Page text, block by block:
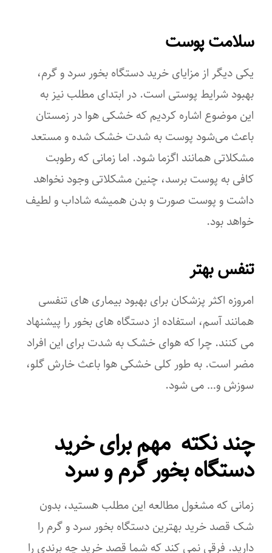
سلامت پوست
یکی دیگر از مزایای خرید دستگاه بخور سرد و گرم،
بهبود شرایط پوستی است. در ابتدای مطلب نیز به
این موضوع اشاره کردیم که خشکی هوا در زمستان
باعث می‌شود پوست به شدت خشک شده و مستعد
مشکلاتی همانند اگزما شود. اما زمانی که رطوبت
کافی به پوست برسد، چنین مشکلاتی وجود نخواهد
داشت و پوست صورت و بدن همیشه شاداب و لطیف
خواهد بود.
تنفس بهتر
امروزه اکثر پزشکان برای بهبود بیماری های تنفسی
همانند آسم، استفاده از دستگاه های بخور را پیشنهاد
می کنند. چرا که هوای خشک به شدت برای این افراد
مضر است. به طور کلی خشکی هوا باعث خارش گلو،
سوزش و… می شود.
چند نکته مهم برای خرید
دستگاه بخور گرم و سرد
زمانی که مشغول مطالعه این مطلب هستید، بدون
شک قصد خرید بهترین دستگاه بخور سرد و گرم را
دارید. فرقی نمی کند که شما قصد خرید چه برندی را